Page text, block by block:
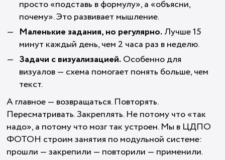
просто «подставь в формулу», а «объясни,
почему». Это развивает мышление.
Маленькие задания, но регулярно.Лучше 15
минут каждый день, чем 2 часа раз в неделю.
Задачи с визуализацией.Особенно для
визуалов — схема помогает понять больше, чем
текст.
А главное — возвращаться. Повторять.
Пересматривать. Закреплять. Не потому что «так
надо», а потому что мозг так устроен. Мы в ЦДПО
ФОТОН строим занятия по модульной системе:
прошли — закрепили — повторили — применили.